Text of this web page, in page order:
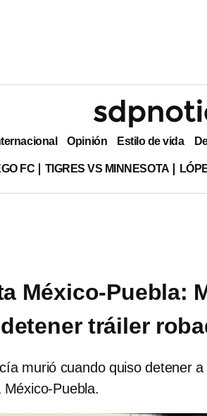
Opinión Estilo de vida
FC TIGRES VS MINNESOTA
México-Puebla:
tráiler
murió cuando quiso detener
Puebla.